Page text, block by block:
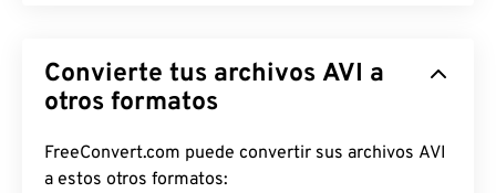
Convierte tus archivos AVI a
otros formatos
FreeConvert.com puede convertir sus archivos AVI
a estos otros formatos: